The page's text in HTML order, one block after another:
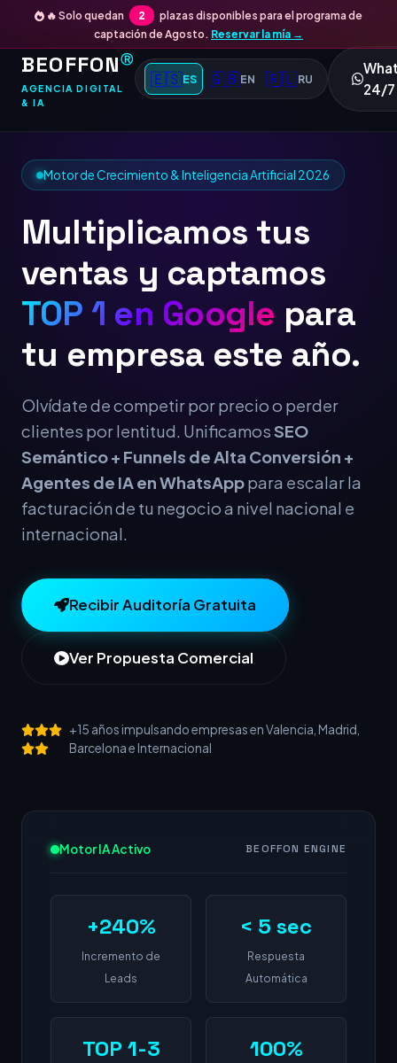
🔥 Solo quedan 2
plazas disponibles para el programa de
captación de Agosto. Reservar la mía →
BEOFFONⓇ
AGENCIA DIGITAL
& IA
🇪🇸ES 🇬🇧EN 🇷🇺RU
24/7
Motor de Crecimiento & Inteligencia Artificial 2026
Multiplicamos tus
ventas y captamos
TOP 1 en para tu
empresa este año.
Olvídate de competir por precio o perder
clientes por lentitud. UnificamosSEO
Semántico + Funnels de Alta Conversión +
Agentes de IA en WhatsApppara escalar la
facturación de tu negocio a nivel nacional e
internacional.
Recibir Auditoría Gratuita
Ver Propuesta Comercial
+15 años impulsando empresas en Valencia, Madrid,
Barcelona e Internacional
Motor IA Activo BEOFFON ENGINE
+240%
Incremento de
Leads
< 5 sec
Respuesta
Automática
TOP 1-3 100%